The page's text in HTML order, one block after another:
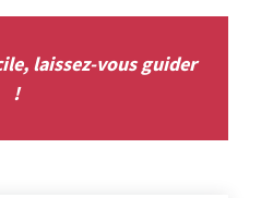
laissez-vous guider
!